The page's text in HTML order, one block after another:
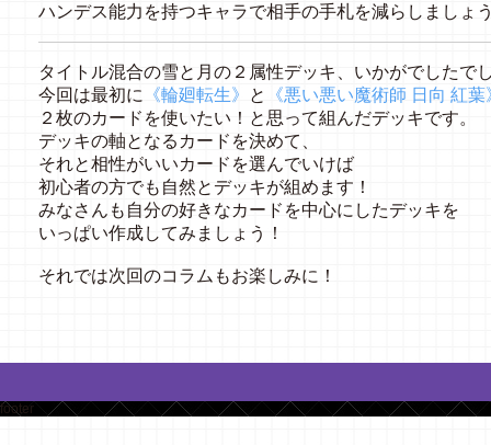
ハンデス能力を持つキャラで相手の手札を減らしましょ
タイトル混合の雪と月の２属性デッキ、いかがでしたで
今回は最初に
《輪廻転生》 と
《悪い悪い魔術師 日向 紅葉
２枚のカードを使いたい！と思って組んだデッキです。
デッキの軸となるカードを決めて、
それと相性がいいカードを選んでいけば
初心者の方でも自然とデッキが組めます！
みなさんも自分の好きなカードを中心にしたデッキを
いっぱい作成してみましょう！
それでは次回のコラムもお楽しみに！
footer